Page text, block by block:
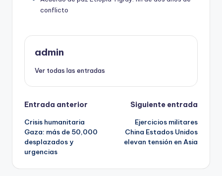
conflicto
admin
Ver todas las entradas
Navegación
de
entradas
Entrada anterior
Crisis humanitaria
Gaza: más de 50,000
desplazados y
urgencias
Siguiente entrada
Ejercicios militares
China Estados Unidos
elevan tensión en Asia